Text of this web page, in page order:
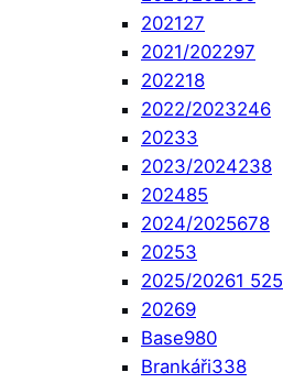
202127
2021/202297
202218
2022/2023246
20233
2023/2024238
202485
2024/2025678
20253
2025/20261 525
20269
Base980
Brankáři338